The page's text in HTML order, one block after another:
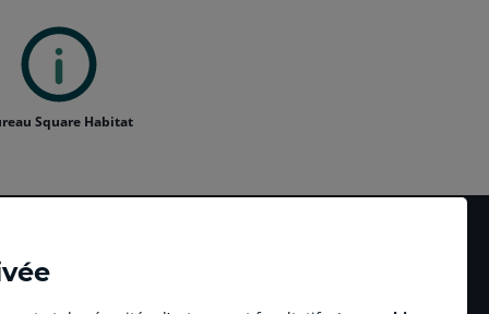
Square Habitat